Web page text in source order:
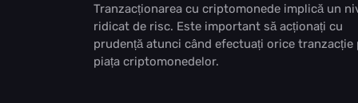
Tranzacționarea cu criptomonede implică un
ridicat de risc. Este important să acționați cu
prudență atunci când efectuați orice tranzacție
piața criptomonedelor.